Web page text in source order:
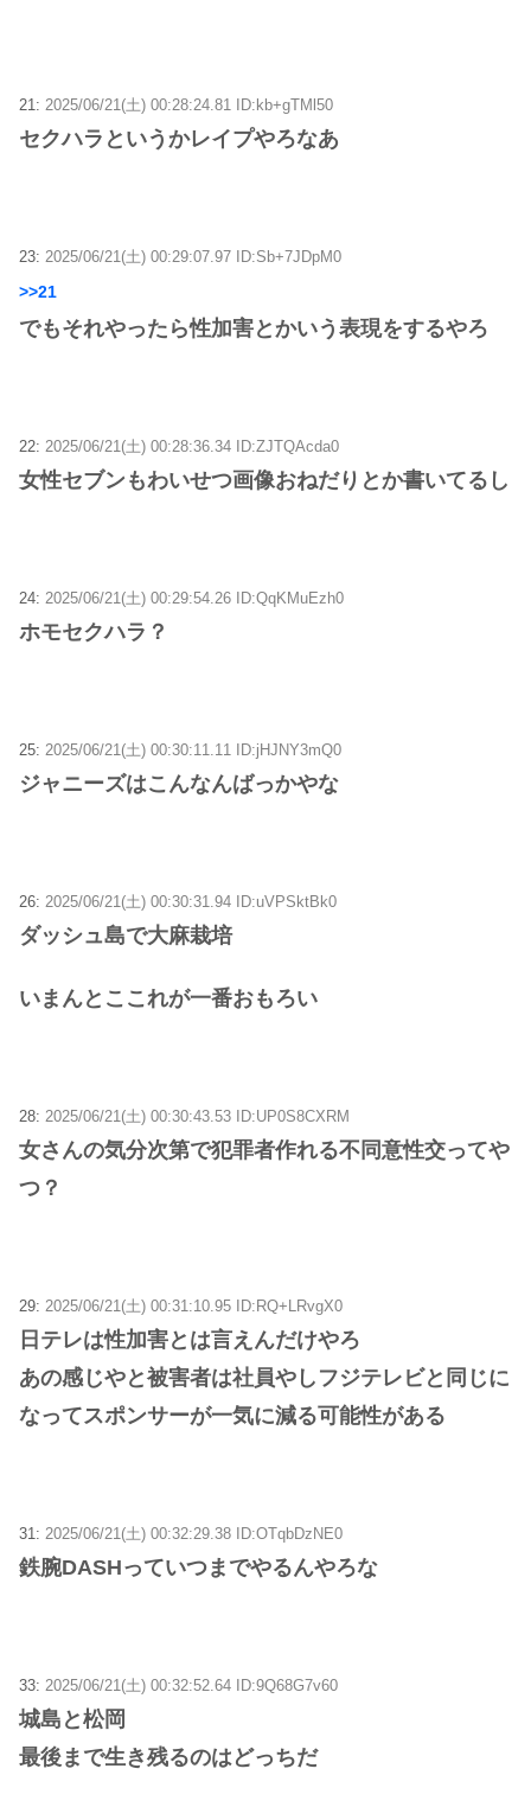
21: 2025/06/21(土) 00:28:24.81 ID:kb+gTMl50
セクハラというかレイプやろなあ
23: 2025/06/21(土) 00:29:07.97 ID:Sb+7JDpM0
>>21
でもそれやったら性加害とかいう表現をするやろ
22: 2025/06/21(土) 00:28:36.34 ID:ZJTQAcda0
女性セブンもわいせつ画像おねだりとか書いてるし
24: 2025/06/21(土) 00:29:54.26 ID:QqKMuEzh0
ホモセクハラ？
25: 2025/06/21(土) 00:30:11.11 ID:jHJNY3mQ0
ジャニーズはこんなんばっかやな
26: 2025/06/21(土) 00:30:31.94 ID:uVPSktBk0
ダッシュ島で大麻栽培
いまんとここれが一番おもろい
28: 2025/06/21(土) 00:30:43.53 ID:UP0S8CXRM
女さんの気分次第で犯罪者作れる不同意性交ってや
つ？
29: 2025/06/21(土) 00:31:10.95 ID:RQ+LRvgX0
日テレは性加害とは言えんだけやろ
あの感じやと被害者は社員やしフジテレビと同じに
なってスポンサーが一気に減る可能性がある
31: 2025/06/21(土) 00:32:29.38 ID:OTqbDzNE0
鉄腕DASHっていつまでやるんやろな
33: 2025/06/21(土) 00:32:52.64 ID:9Q68G7v60
城島と松岡
最後まで生き残るのはどっちだ